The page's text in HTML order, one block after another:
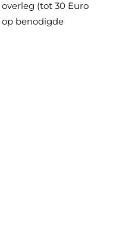
(tot 30 Euro
op benodigde